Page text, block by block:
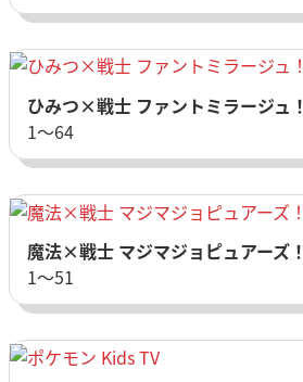
ひみつ×戦士 ファントミラージュ！
1〜64
魔法×戦士 マジマジョピュアーズ！
1〜51